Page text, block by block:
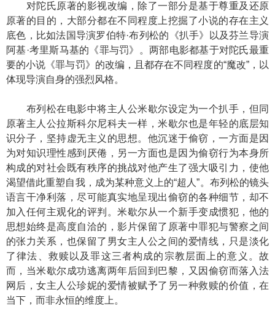
对陀氏原著的影视改编，除了一部分是基于尊重及还原
原著的目的，大部分都在不同程度上挖掘了小说的存在主义
底色，比如法国导演罗伯特·布列松的《扒手》以及芬兰导演
阿基·考里斯马基的《罪与罚》。两部电影都基于对陀氏最重
要的小说《罪与罚》的改编，且都存在不同程度的“魔改”，以
体现导演自身的强烈风格。
布列松在电影中将主人公米歇尔设定为一个扒手，但同
原著主人公拉斯科尔尼科夫一样，米歇尔也是年轻的底层知
识分子，坚持虚无主义的思想。他沉迷于偷窃，一方面是因
为对知识理性感到厌倦，另一方面也是因为偷窃行为本身所
构成的对社会既有秩序的挑战对他产生了强大吸引力，使他
渴望借此重塑自我，成为某种意义上的“超人”。布列松的镜头
语言干净利落，尽可能真实地呈现出偷窃的各种细节，却不
加入任何主观化的评判。米歇尔从一个新手变成惯犯，他的
思想始终是高度自洽的，影片保留了原著中罪犯与警察之间
的张力关系，也保留了男女主人公之间的爱情线，只是淡化
了律法、救赎以及罪这三者构成的宗教层面上的意义。故
而，当米歇尔成功逃离两年后回到巴黎，又因偷窃而落入法
网后，女主人公珍妮的爱情被赋予了另一种救赎的价值，在
当下，而非永恒的维度上。